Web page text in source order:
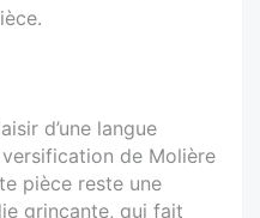
d’une langue
de Molière
pièce reste une
grinçante, qui fait